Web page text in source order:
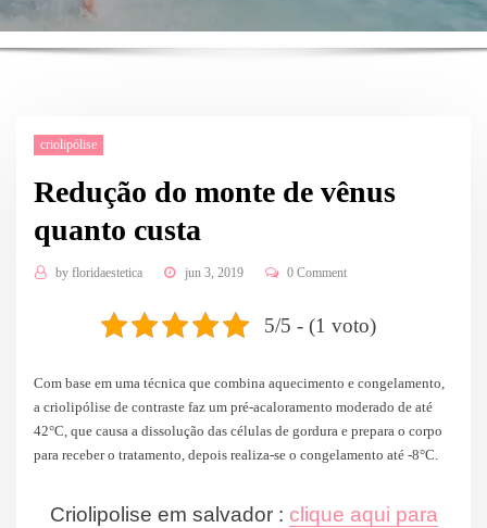
criolipólise
Redução do monte de vênus
quanto custa
by floridaestetica jun 3, 2019 0 Comment
5/5 - (1 voto)
Com base em uma técnica que combina aquecimento e congelamento,
a criolipólise de contraste faz um pré-acaloramento moderado de até
42°C, que causa a dissolução das células de gordura e prepara o corpo
para receber o tratamento, depois realiza-se o congelamento até -8°C.
Criolipolise em salvador : clique aqui para